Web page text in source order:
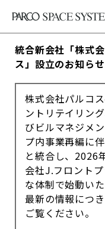
統合新会社「株式
ス」設立のお知らせ
株式会社パルコ
ントリテイリン
びビルマネジメ
プ内事業再編に
と統合し、2026
会社J.フロント
な体制で始動いた
最新の情報につ
ご覧ください。